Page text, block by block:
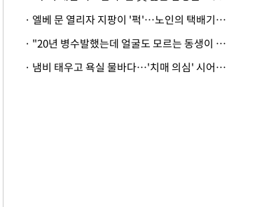
· 엘베 문 열리자 지팡이 '퍽'…노인의 택배기사 폭행 이유
· "20년 병수발했는데 얼굴도 모르는 동생이 유산 절반을"…배다른 형제 상속권 있을까
· 냄비 태우고 욕실 물바다…'치매 의심' 시어머니 검사 권유했다가 '날벼락'